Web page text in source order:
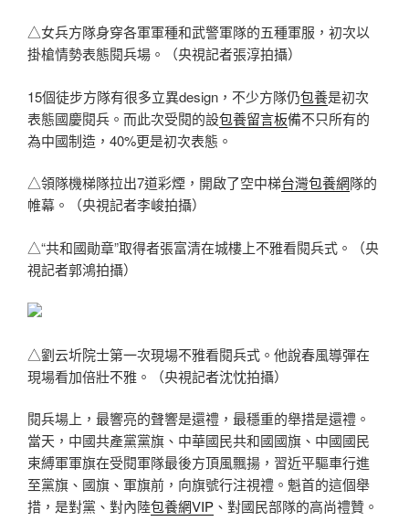
△女兵方隊身穿各軍軍種和武警軍隊的五種軍服，初次以
掛槍情勢表態閱兵場。（央視記者張淳拍攝）
15個徒步方隊有很多立異design，不少方隊仍包養是初次
表態國慶閱兵。而此次受閱的設包養留言板備不只所有的
為中國制造，40%更是初次表態。
△領隊機梯隊拉出7道彩煙，開啟了空中梯台灣包養網隊的
帷幕。（央視記者李峻拍攝）
△“共和國勛章”取得者張富清在城樓上不雅看閱兵式。（央
視記者郭鴻拍攝）
△劉云圻院士第一次現場不雅看閱兵式。他說春風導彈在
現場看加倍壯不雅。（央視記者沈忱拍攝）
閱兵場上，最響亮的聲響是還禮，最穩重的舉措是還禮。
當天，中國共產黨黨旗、中華國民共和國國旗、中國國民
束縛軍軍旗在受閱軍隊最後方頂風飄揚，習近平驅車行進
至黨旗、國旗、軍旗前，向旗號行注視禮。魁首的這個舉
措，是對黨、對內陸包養網VIP 、對國民部隊的高尚禮贊。